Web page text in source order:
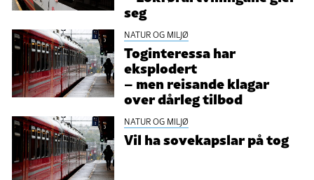
seg
NATUR OG MILJØ
Toginteressa har
eksplodert
– men reisande klagar
over dårleg tilbod
NATUR OG MILJØ
Vil ha sovekapslar på tog